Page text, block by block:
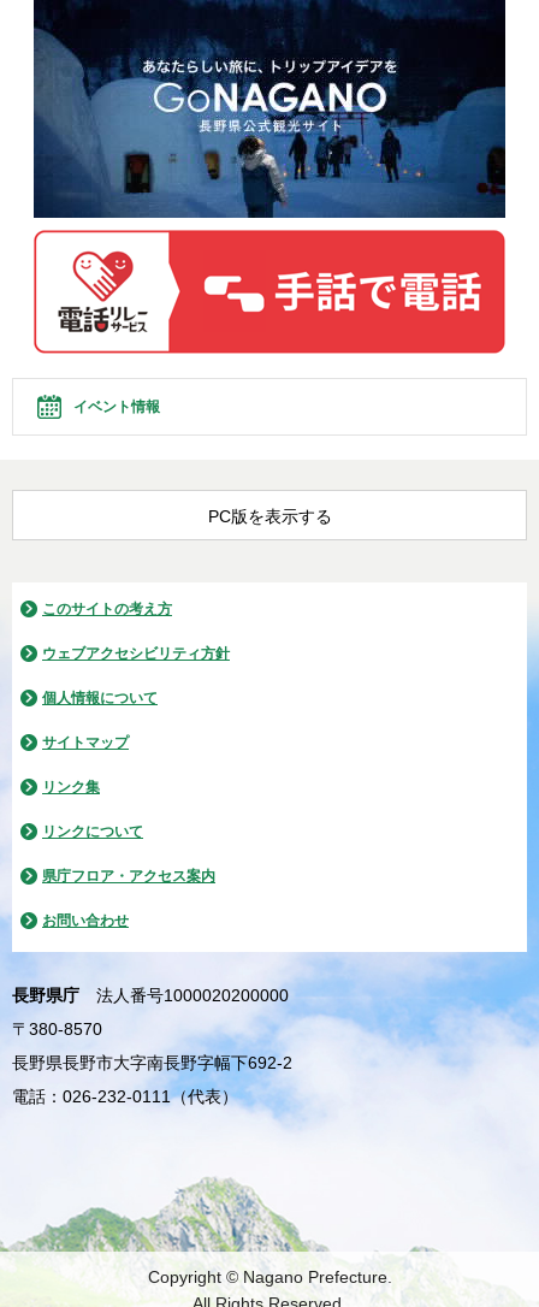
イベント情報
PC版を表示する
このサイトの考え方
ウェブアクセシビリティ方針
個人情報について
サイトマップ
リンク集
リンクについて
県庁フロア・アクセス案内
お問い合わせ
長野県庁
法人番号1000020200000
〒380-8570
長野県長野市大字南長野字幅下692-2
電話：026-232-0111（代表）
Copyright © Nagano Prefecture.